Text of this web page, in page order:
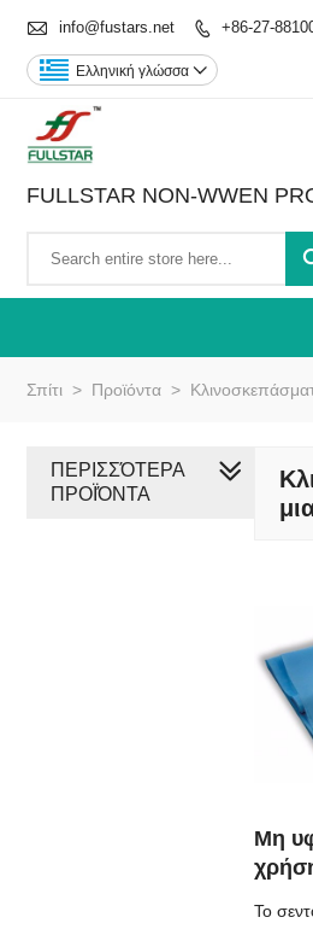
 info@fustars.net  +86-27-
Ελληνική γλώσσα 
FULLSTAR NON-WWEN
Σπίτι > Προϊόντα >
Μη
Το
ΠΕΡΙΣΣΌΤΕΡΑ
ΠΡΟΪΌΝΤΑ